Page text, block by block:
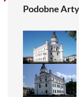
Podobne